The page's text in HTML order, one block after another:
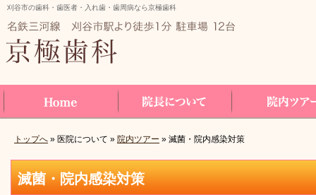
滅菌・院内感染対策
刈谷市の歯科・歯医者・入れ歯・歯周病なら京極歯科
トップへ » 医院について » 院内ツアー » 滅菌・院内感染対策